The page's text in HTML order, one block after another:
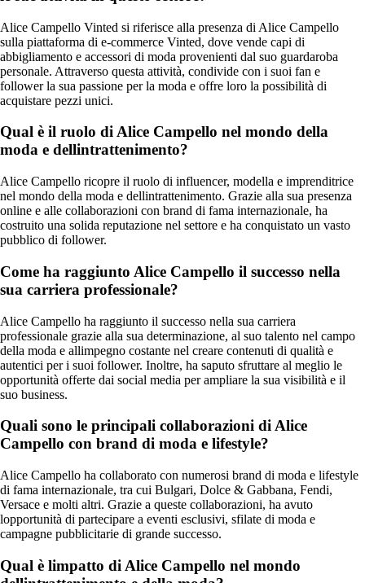
Alice Campello Vinted si riferisce alla presenza di Alice Campello
sulla piattaforma di e-commerce Vinted, dove vende capi di
abbigliamento e accessori di moda provenienti dal suo guardaroba
personale. Attraverso questa attività, condivide con i suoi fan e
follower la sua passione per la moda e offre loro la possibilità di
acquistare pezzi unici.
Qual è il ruolo di Alice Campello nel mondo della
moda e dellintrattenimento?
Alice Campello ricopre il ruolo di influencer, modella e imprenditrice
nel mondo della moda e dellintrattenimento. Grazie alla sua presenza
online e alle collaborazioni con brand di fama internazionale, ha
costruito una solida reputazione nel settore e ha conquistato un vasto
pubblico di follower.
Come ha raggiunto Alice Campello il successo nella
sua carriera professionale?
Alice Campello ha raggiunto il successo nella sua carriera
professionale grazie alla sua determinazione, al suo talento nel campo
della moda e allimpegno costante nel creare contenuti di qualità e
autentici per i suoi follower. Inoltre, ha saputo sfruttare al meglio le
opportunità offerte dai social media per ampliare la sua visibilità e il
suo business.
Quali sono le principali collaborazioni di Alice
Campello con brand di moda e lifestyle?
Alice Campello ha collaborato con numerosi brand di moda e lifestyle
di fama internazionale, tra cui Bulgari, Dolce & Gabbana, Fendi,
Versace e molti altri. Grazie a queste collaborazioni, ha avuto
lopportunità di partecipare a eventi esclusivi, sfilate di moda e
campagne pubblicitarie di grande successo.
Qual è limpatto di Alice Campello nel mondo